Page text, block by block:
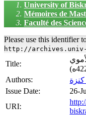
University of
Mémoires de
Faculté des
Please use this identifier
http://archives.univ-
Title:
Authors:
Issue Date:
26-
URI: